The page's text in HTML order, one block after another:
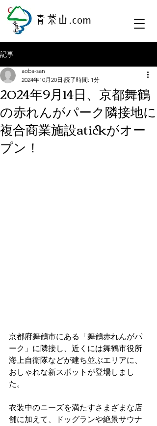
​青葉山.com
記事
2024年9月14日、京都舞鶴
の赤れんがパーク隣接地に
複合商業施設atickがオー
プン！
aoba-san
2024年10月20日 読了時間: 1分
京都府舞鶴市にある「舞鶴赤れんがパ
ーク」に隣接し、近くには舞鶴市役所
海上自衛隊などが建ち並ぶエリアに、
おしゃれな新スポットが登場しまし
た。
衣装中のニーズを満たすさまざまな店
舗に加えて、ドッグランや絶景サウナ